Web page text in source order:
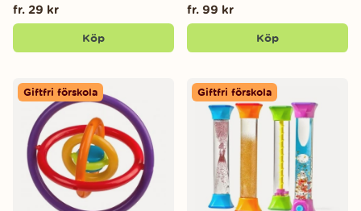
fr. 29 kr
Köp
fr. 99 kr
Köp
Giftfri förskola Giftfri förskola